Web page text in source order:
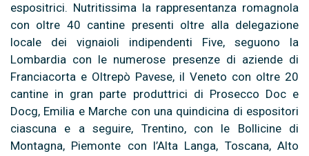
espositrici. Nutritissima la rappresentanza romagnola
con oltre 40 cantine presenti oltre alla delegazione
locale dei vignaioli indipendenti Five, seguono la
Lombardia con le numerose presenze di aziende di
Franciacorta e Oltrepò Pavese, il Veneto con oltre 20
cantine in gran parte produttrici di Prosecco Doc e
Docg, Emilia e Marche con una quindicina di espositori
ciascuna e a seguire, Trentino, con le Bollicine di
Montagna, Piemonte con l’Alta Langa, Toscana, Alto